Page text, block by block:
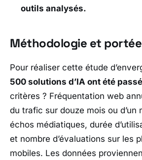
outils analysés.
Méthodologie et
Pour réaliser cette étude
500 solutions d’IA ont été
critères ? Fréquentation web
du trafic sur douze mois ou d’un
échos médiatiques, durée
et nombre d’évaluations sur les
mobiles. Les données